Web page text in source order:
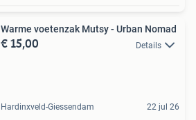
Warme voetenzak Mutsy - Urban Nomad
€ 15,00 Details
Hardinxveld-Giessendam 22 jul 26